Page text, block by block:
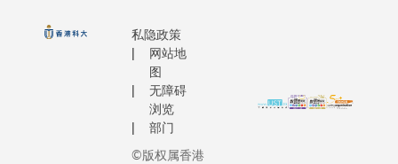
私隐政策
网站地
图
无障碍
浏览
部门
©版权属香港